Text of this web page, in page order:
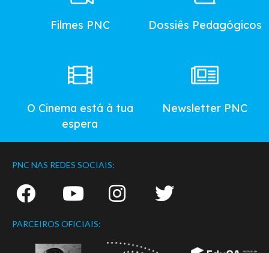
Filmes PNC Dossiês Pedagógicos
O Cinema está à tua
espera
Newsletter PNC
PNC NAS REDES SOCIAIS:
PARCEIROS OFICIAIS: